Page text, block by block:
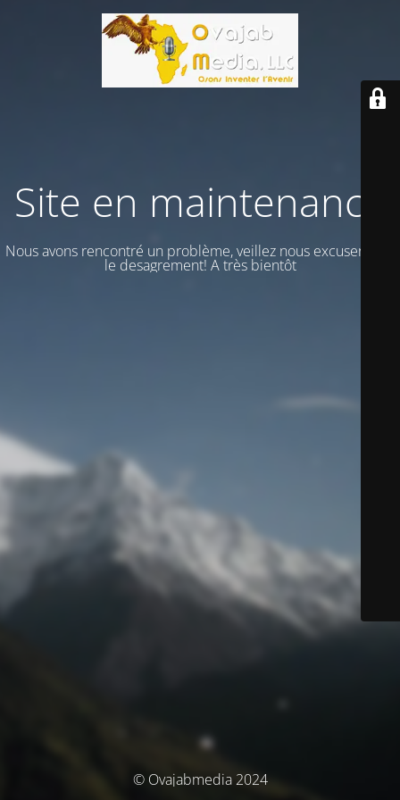
Site en maintenance
Nous avons rencontré un problème, veillez nous excuser vour
le desagrement! A très bientôt
© Ovajabmedia 2024